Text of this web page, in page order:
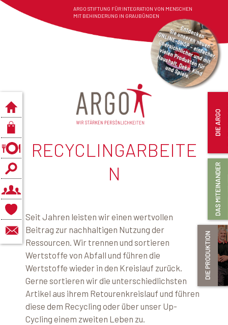
ARGO STIFTUNG FÜR INTEGRATION VON MENSCHEN
MIT BEHINDERUNG IN GRAUBÜNDEN
RECYCLINGARBEITE
N
Seit Jahren leisten wir einen wertvollen
Beitrag zur nachhaltigen Nutzung der
Ressourcen. Wir trennen und sortieren
Wertstoffe von Abfall und führen die
Wertstoffe wieder in den Kreislauf zurück.
Gerne sortieren wir die unterschiedlichsten
Artikel aus ihrem Retourenkreislauf und führen
diese dem Recycling oder über unser Up-
Cycling einem zweiten Leben zu.